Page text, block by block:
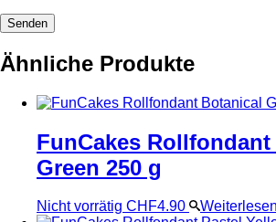
Ähnliche Produkte
FunCakes
Green 250 g
Nicht vorrätig CHF4.90 Weiterlesen